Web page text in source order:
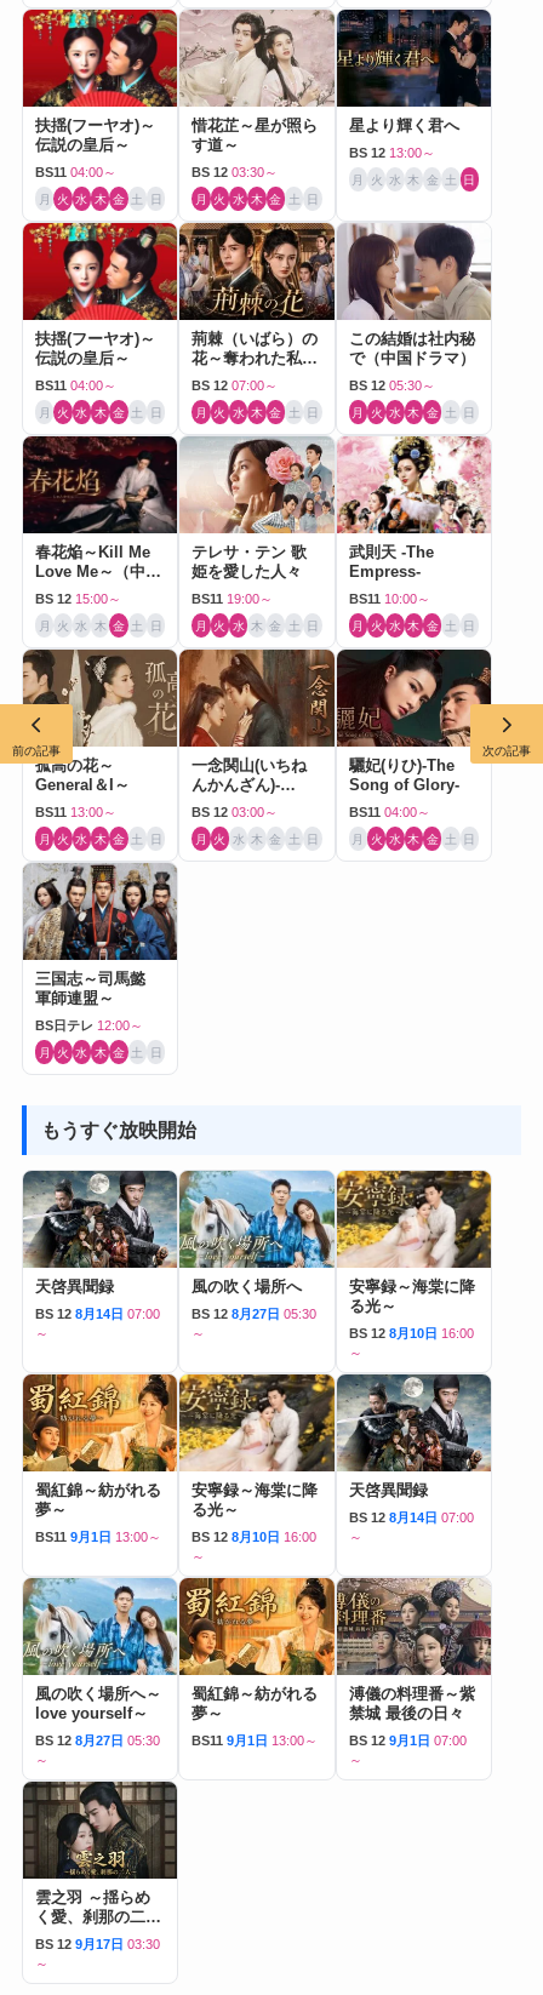
扶揺(フーヤオ)～
伝説の皇后～
BS11 04:00～
月 火 水 木 金 土 日
惜花芷～星が照ら
す道～
BS 12 03:30～
月 火 水 木 金 土 日
星より輝く君へ
BS 12 13:00～
月 火 水 木 金 土 日
扶揺(フーヤオ)～
伝説の皇后～
BS11 04:00～
月 火 水 木 金 土 日
荊棘（いばら）の
花～奪われた私～
（中国ドラマ）
BS 12 07:00～
月 火 水 木 金 土 日
この結婚は社内秘
で（中国ドラマ）
BS 12 05:30～
月 火 水 木 金 土 日
春花焔～Kill Me
Love Me～（中国
ドラマ）
BS 12 15:00～
月 火 水 木 金 土 日
テレサ・テン 歌
姫を愛した人々
BS11 19:00～
月 火 水 木 金 土 日
武則天 -The
Empress-
BS11 10:00～
月 火 水 木 金 土 日
孤高の花～
General＆I～
BS11 13:00～
月 火 水 木 金 土 日
一念関山(いちね
んかんざん)-
Journey to Love-
BS 12 03:00～
月 火 水 木 金 土 日
驪妃(りひ)-The
Song of Glory-
BS11 04:00～
月 火 水 木 金 土 日
三国志～司馬懿
軍師連盟～
BS日テレ 12:00～
月 火 水 木 金 土 日
もうすぐ放映開始
天啓異聞録
BS 12 8月14日 07:00
～
風の吹く場所へ
BS 12 8月27日 05:30
～
安寧録～海棠に降
る光～
BS 12 8月10日 16:00
～
蜀紅錦～紡がれる
夢～
BS11 9月1日 13:00～
安寧録～海棠に降
る光～
BS 12 8月10日 16:00
～
天啓異聞録
BS 12 8月14日 07:00
～
風の吹く場所へ～
love yourself～
BS 12 8月27日 05:30
～
蜀紅錦～紡がれる
夢～
BS11 9月1日 13:00～
溥儀の料理番～紫
禁城 最後の日々
BS 12 9月1日 07:00
～
雲之羽 ～揺らめ
く愛、刹那の二人
～
BS 12 9月17日 03:30
～
前の記事 次の記事